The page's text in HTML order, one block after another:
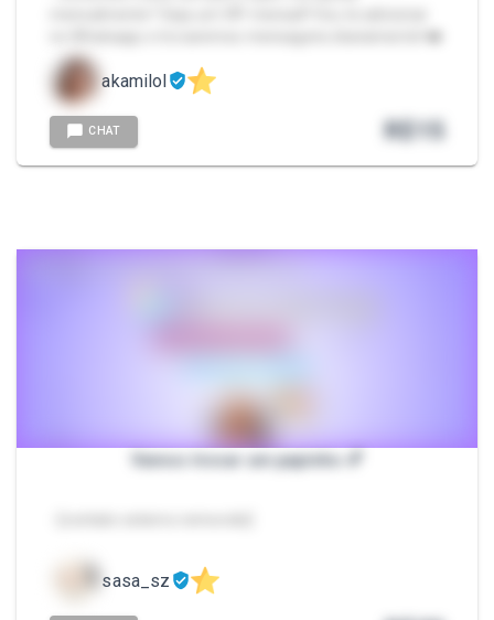
akamilol
CHAT R$15
Vamos trocar um papinho 💕
sasa_sz